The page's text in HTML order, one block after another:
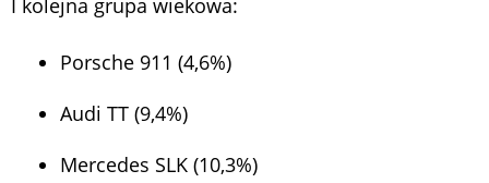
I kolejna grupa wiekowa:
Porsche 911 (4,6%)
Audi TT (9,4%)
Mercedes SLK (10,3%)